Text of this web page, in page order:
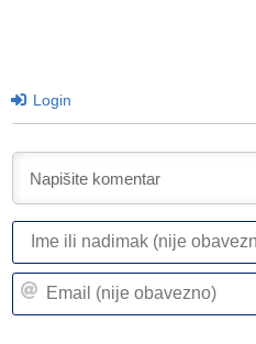
Login